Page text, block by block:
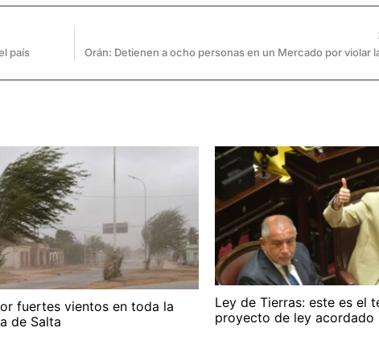
país
fuertes vientos en toda la
de Salta
Ley de Tierras: este es el
proyecto de ley acordado